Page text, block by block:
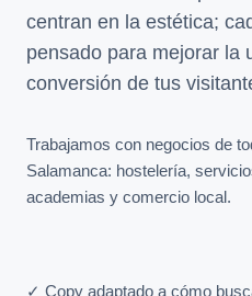
centran en la estética;
pensado para mejorar la
conversión de tus
Trabajamos con negocios de
Salamanca: hostelería,
academias y comercio local.
✓ Copy adaptado a cómo